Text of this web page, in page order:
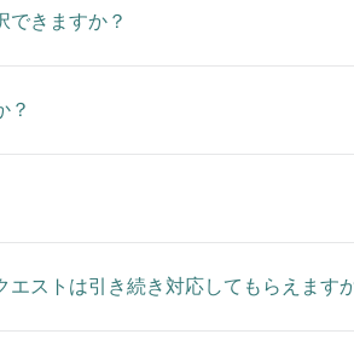
できますか？
？
ストは引き続き対応してもらえます